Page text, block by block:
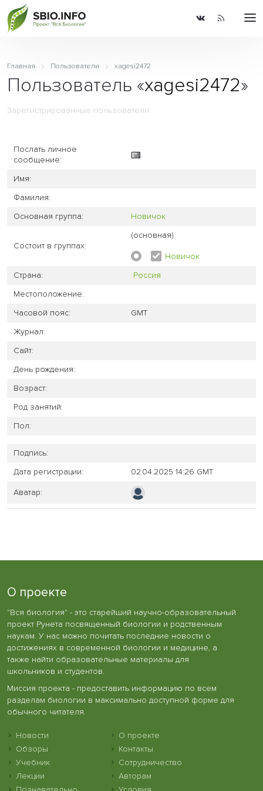
Главная Пользователи xagesi2472
Пользователь «xagesi2472»
Зарегистрированные пользователи
Послать личное
сообщение:
Имя:
Фамилия:
Основная группа:
Новичок
Состоит в группах:
(основная)
Новичок
Страна:
Россия
Местоположение:
Часовой пояс:
GMT
Журнал:
Сайт:
День рождения:
Возраст:
Род занятий:
Пол:
Подпись:
Дата регистрации:
02.04.2025 14:26 GMT
Аватар:
О проекте
"Вся биология" - это старейший научно-образовательный
проект Рунета посвященный биологии и родственным
наукам. У нас можно почитать последние новости о
достижениях в современной биологии и медицине, а
также найти образовательные материалы для
школьников и студентов.
Миссия проекта - предоставить информацию по всем
разделам биологии в максимально доступной форме для
обычного читателя.
Новости
Обзоры
Учебник
Лекции
О проекте
Контакты
Сотрудничество
Авторам